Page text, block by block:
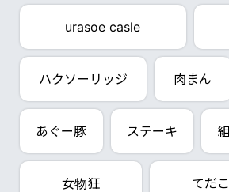
urasoe casle
ハクソーリッジ 肉まん
あぐー豚 ステーキ
女物狂 てだ